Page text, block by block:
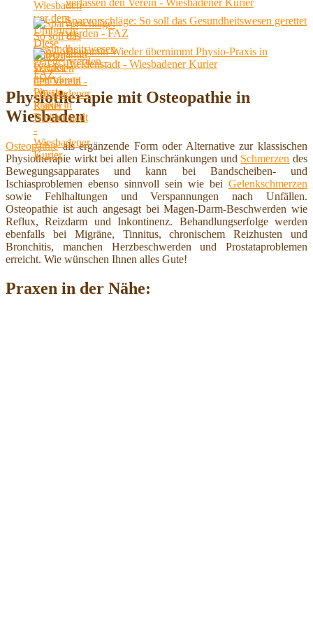
Sparvorschläge: So soll das Gesundheitswesen gerettet
werden - FAZ
Benjamin Wieder übernimmt Physio-Praxis in
Bleidenstadt - Wiesbadener Kurier
Physiotherapie mit Osteopathie in
Wiesbaden
Osteopathieals ergänzende Form oder Alternative zur klassischen
Physiotherapie wirkt bei allen Einschränkungen und Schmerzen des
Bewegungsapparates und kann bei Bandscheiben- und
Ischiasproblemen ebenso sinnvoll sein wie bei Gelenkschmerzen
sowie Fehlhaltungen und Verspannungen nach Unfällen.
Osteopathie ist auch angesagt bei Magen-Darm-Beschwerden wie
Reflux, Reizdarm und Inkontinenz. Behandlungserfolge werden
ebenfalls bei Migräne, Tinnitus, chronischem Reizhusten und
Bronchitis, manchen Herzbeschwerden und Prostataproblemen
erreicht. Wie wünschen Ihnen alles Gute!
Praxen in der Nähe: